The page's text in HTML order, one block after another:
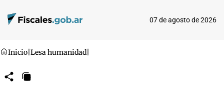
07 de agosto de 2026
Inicio Lesa humanidad
CompartirCopiar